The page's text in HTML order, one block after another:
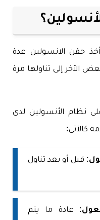
حقن الانسولين عدة
الآخر إلى تناولها مرة
نظام الأنسولين لدى
كالآتي:
: قبل أو بعد تناول
: عادة ما يتم